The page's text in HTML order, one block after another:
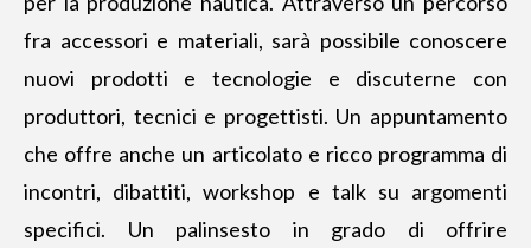
fra accessori e materiali, sarà possibile conoscere
nuovi prodotti e tecnologie e discuterne con
produttori, tecnici e progettisti. Un appuntamento
che offre anche un articolato e ricco programma di
incontri, dibattiti, workshop e talk su argomenti
specifici. Un palinsesto in grado di offrire